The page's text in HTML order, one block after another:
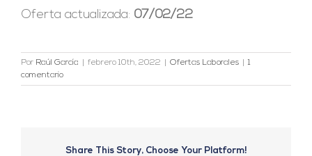
Oferta actualizada: 07/02/22
Por Raúl García febrero 10th, 2022 Ofertas Laborales
1
comentario
Share This Story, Choose Your Platform!